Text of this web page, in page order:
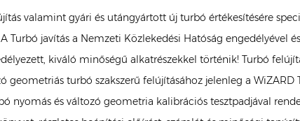
valamint gyári és utángyártott új turbó értékesítésére
Turbó javítás a Nemzeti Közlekedési Hatóság engedélyével
kiváló minőségű alkatrészekkel történik! Turbó
turbó szakszerű felújításához jelenleg a
és változó geometria kalibrációs tesztpadjával